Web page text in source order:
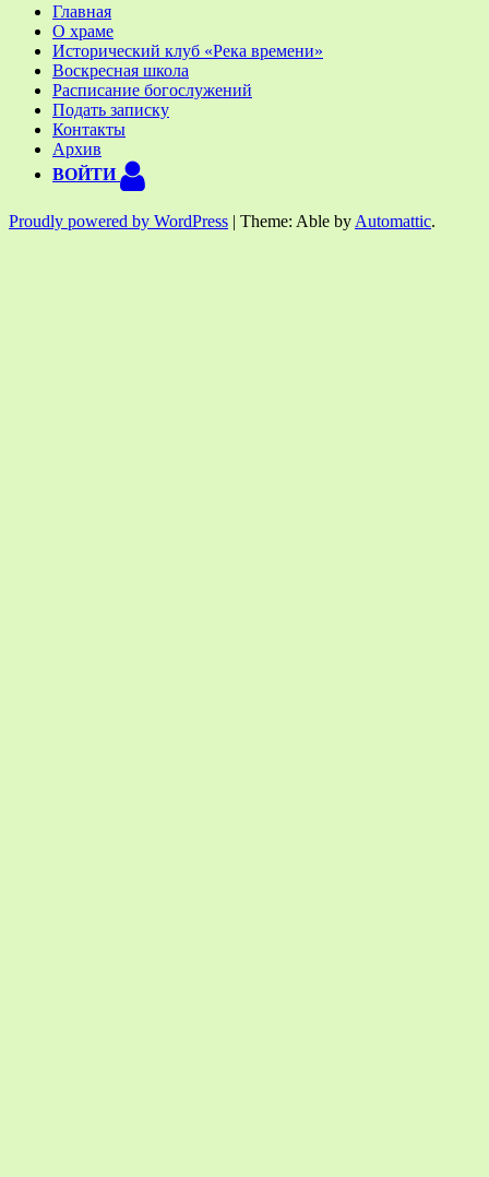
Главная
О храме
Исторический клуб «Река времени»
Воскресная школа
Расписание богослужений
Подать записку
Контакты
Архив
ВОЙТИ
Proudly powered by WordPress | Theme: Able by Automattic.